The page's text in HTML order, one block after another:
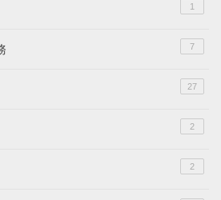
1
7
27
2
2